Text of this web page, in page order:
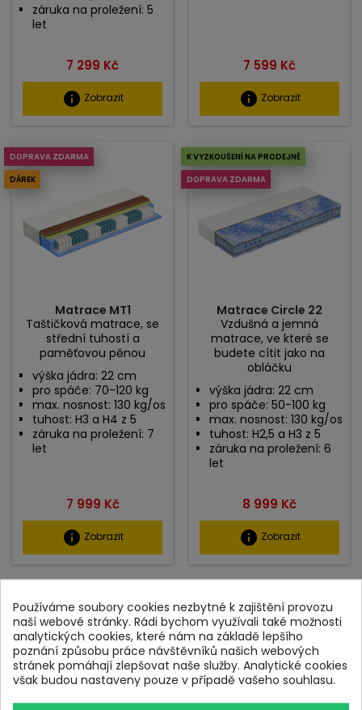
záruka na proležení: 5
let
Cena
7 299 Kč
info Zobrazit
Cena
7 599 Kč
info Zobrazit
DOPRAVA ZDARMA
DÁREK
Matrace MT1
Taštičková matrace, se
střední tuhostí a
paměťovou pěnou
výška jádra: 22 cm
pro spáče: 70-120 kg
max. nosnost: 130 kg/os
tuhost: H3 a H4 z 5
záruka na proležení: 7
let
Cena
7 999 Kč
info Zobrazit
K VYZKOUŠENÍ NA PRODEJNĚ
DOPRAVA ZDARMA
Matrace Circle 22
Vzdušná a jemná
matrace, ve které se
budete cítit jako na
obláčku
výška jádra: 22 cm
pro spáče: 50-100 kg
max. nosnost: 130 kg/os
tuhost: H2,5 a H3 z 5
záruka na proležení: 6
let
Cena
8 999 Kč
info Zobrazit
DOPRAVA ZDARMA K VYZKOUŠENÍ NA PRODEJNĚ
DOPRAVA ZDARMA
Používáme soubory cookies nezbytné k zajištění provozu
naší webové stránky. Rádi bychom využívali také možnosti
analytických cookies, které nám na základě lepšího
poznání způsobu práce návštěvníků našich webových
stránek pomáhají zlepšovat naše služby. Analytické cookies
však budou nastaveny pouze v případě vašeho souhlasu.